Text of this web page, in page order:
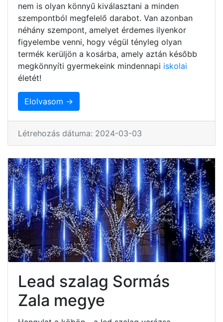
nem is olyan könnyű kiválasztani a minden
szempontból megfelelő darabot. Van azonban
néhány szempont, amelyet érdemes ilyenkor
figyelembe venni, hogy végül tényleg olyan
termék kerüljön a kosárba, amely aztán később
megkönnyíti gyermekeink mindennapi iskolai
életét!
Elolvasom →
Létrehozás dátuma: 2024-03-03
Lead szalag Sormás
Zala megye